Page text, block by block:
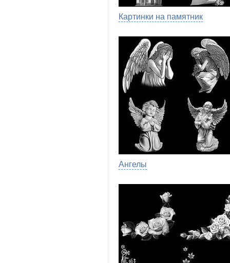
Картинки на памятник
Ангелы